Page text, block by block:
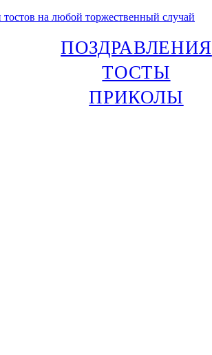
на любой торжественный случай
ПОЗДРАВЛЕНИЯ
ТОСТЫ
ПРИКОЛЫ